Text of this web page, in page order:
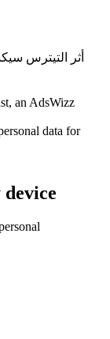
أثر التيترس
data for